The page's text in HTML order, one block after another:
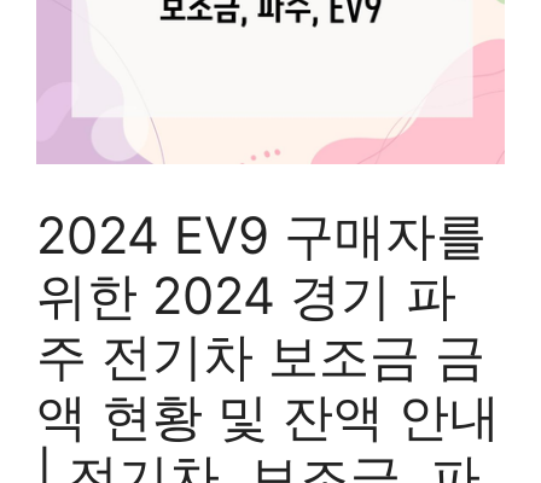
2024 EV9 구매자를
위한 2024 경기 파
주 전기차 보조금 금
액 현황 및 잔액 안내